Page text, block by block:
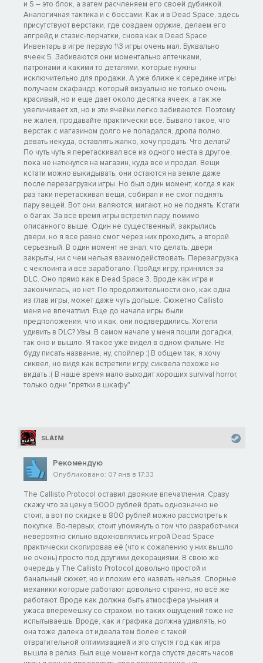
и S – это блок, а затем расчленяем его своей дубинкой.
Аналогичная тактика и с боссами. Как и в Dead Space, здесь
присутствуют верстаки, где создаем оружие, делаем его
апгрейд и стазис-перчатки, снова как в Dead Space.
Инвентарь в игре первую 1\3 игры очень мал. Буквально
ячеек 5. Забиваются они моментально аптечками,
патронами и какими то деталями, которые нужны
исключительно для продажи. А уже ближе к середине игры
получаем скафандр, который визуально не только очень
красивый, но и еще дает около десятка ячеек, а так же
увеличивает хп, но и эти ячейки легко забиваются. Поэтому
не жалея, продавайте практически все. Бывало такое, что
верстак с магазином долго не попадался, дропа полно,
девать некуда, оставлять жалко, хочу продать. Что делать?
По чуть чуть я перетаскивал все из одного места в другое,
пока не наткнулся на магазин, куда все и продал. Вещи
кстати можно выкидывать, они остаются на земле даже
после перезагрузки игры. Но был один момент, когда я как
раз таки перетаскивал вещи, собирал и не смог поднять
пару вещей. Вот они, валяются, мигают, но не поднять. Кстати
о багах. За все время игры встретил пару, помимо
описанного выше. Один не существенный, закрылись
двери, но я все равно смог через них проходить, а второй
серьезный. В один момент не знал, что делать, двери
закрыты, ни с чем нельзя взаимодействовать. Перезагрузка
с чекпоинта и все заработало. Пройдя игру, принялся за
DLC. Оно прямо как в Dead Space 3. Вроде как игра и
закончилась, но нет. По продолжительности оно, как одна
из глав игры, может даже чуть дольше. Сюжетно Callisto
меня не впечатлил. Еще до начала игры были
предположения, что и как, они подтвердились. Хотели
удивить в DLC? Увы. В самом начале у меня пошли догадки,
так оно и вышло. Я такое уже видел в одном фильме. Не
буду писать название, ну, спойлер :) В общем так, я хочу
сиквел, но видя как встретили игру, сиквела похоже не
видать :( В наше время мало выходит хороших survival horror,
только одни "прятки в шкафу".
sʟᴀɪᴍ
Рекомендую
Опубликовано: 07 янв в 17:33
The Callisto Protocol оставил двоякие впечатления. Сразу
скажу что за цену в 5000 рублей брать однозначно не
стоит, а вот по скидке в 800 рублей можно рассмотреть к
покупке. Во-первых, стоит упомянуть о том что разработчики
невероятно сильно вдохновлялись игрой Dead Space
практически скопировав её (что к сожалению у них вышло
не очень) просто под другими декорациями. В свою же
очередь у The Callisto Protocol довольно простой и
банальный сюжет, но и плохим его назвать нельзя. Спорные
механики которые работают довольно странно, но всё же
работают. Вроде как должна быть атмосфера уныния и
ужаса вперемешку со страхом, но таких ощущений тоже не
испытываешь. Вроде, как и графика должна удивлять, но
она тоже далека от идеала тем более с такой
отвратительной оптимизацией и это спустя год как игра
вышла в релиз. Был еще момент когда спустя десять часов